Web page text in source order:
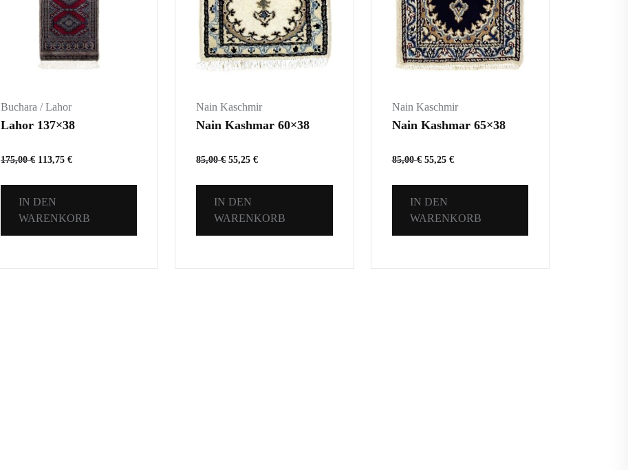
Buchara / Lahor
Lahor 137×38
175,00€ 113,75 €
IN DEN
WARENKORB
Nain Kaschmir
Nain Kashmar 60×38
85,00€ 55,25€
IN DEN
WARENKORB
Nain Kaschmir
Nain Kashmar 65×38
85,00€ 55,25 €
IN DEN
WARENKORB